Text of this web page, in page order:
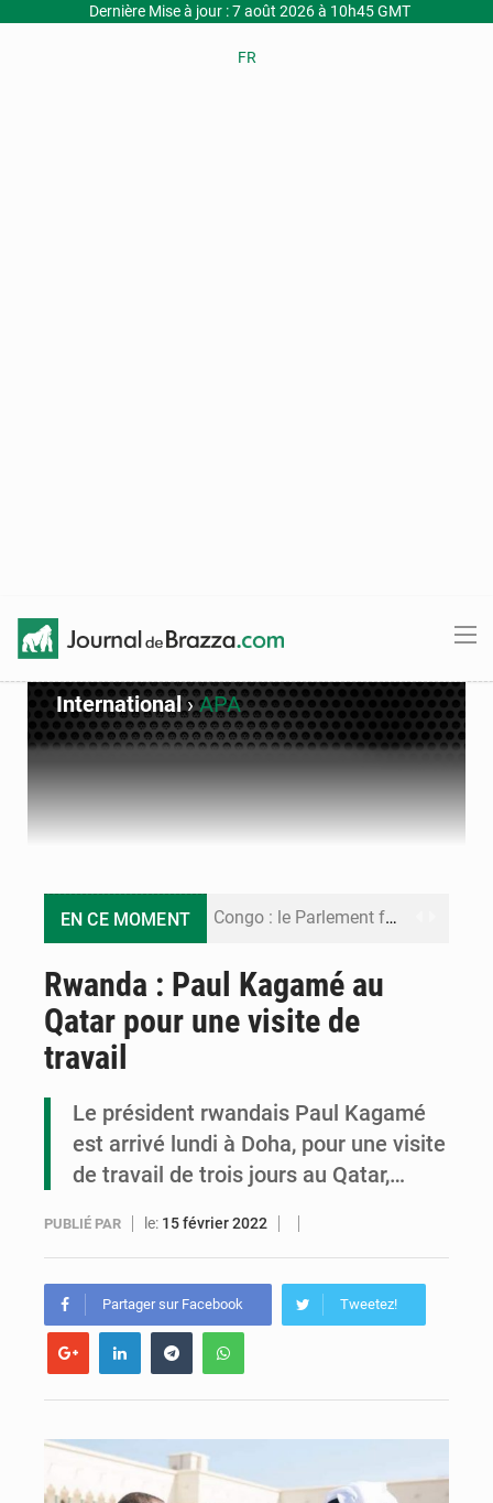
Dernière Mise à jour : 7 août 2026 à 10h45 GMT
FR
International›APA
EN CE MOMENT Congo : le Parlement formule 28 recommandations sur le Cadre budgétaire 2027-2029
Le Congo se dote d’un programme national pour valoriser les produits forestiers non ligneux
Rwanda : Paul Kagamé au
Qatar pour une visite de
travail
Le président rwandais Paul Kagamé
est arrivé lundi à Doha, pour une visite
de travail de trois jours au Qatar,…
PUBLIÉ PAR le: 15 février 2022
Partager sur Facebook Tweetez!